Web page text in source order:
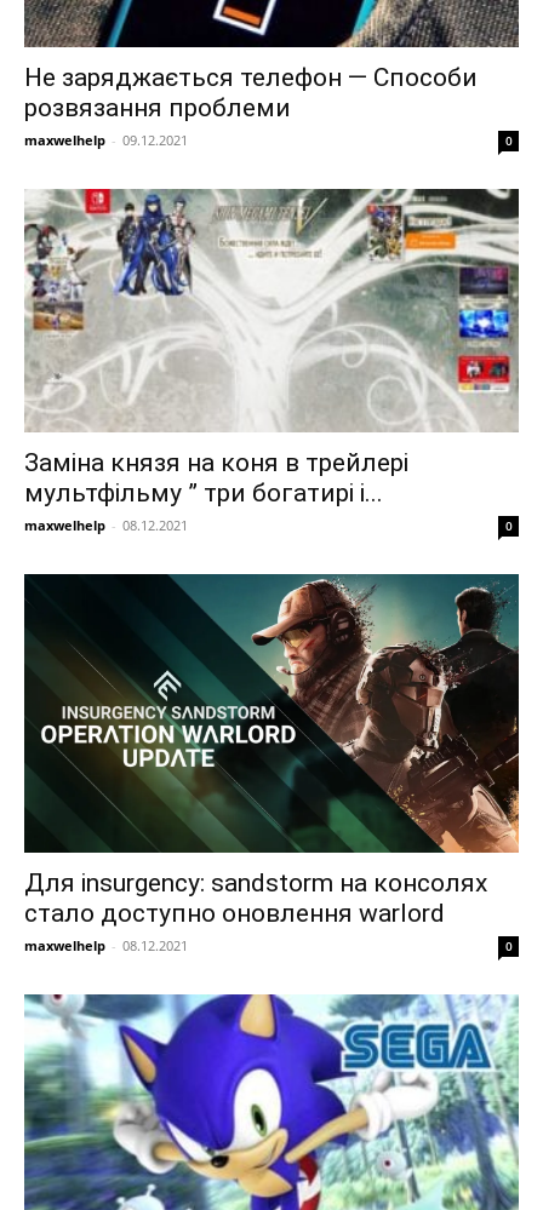
Не заряджається телефон — Способи
розвязання проблеми
maxwelhelp - 09.12.2021 0
Заміна князя на коня в трейлері
мультфільму ” три богатирі і...
maxwelhelp - 08.12.2021 0
Для insurgency: sandstorm на консолях
стало доступно оновлення warlord
maxwelhelp - 08.12.2021 0